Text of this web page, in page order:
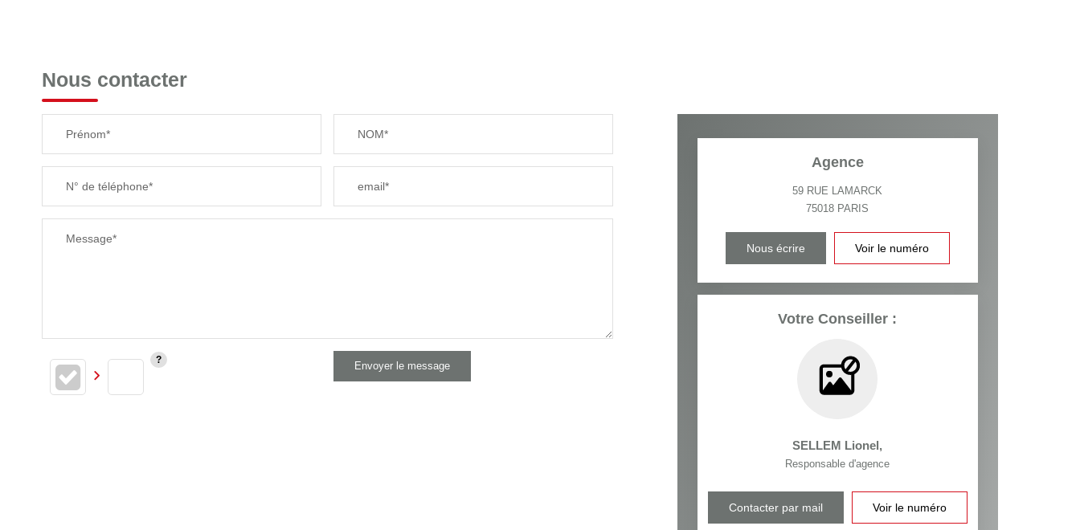
Nous contacter
Prénom* NOM*
N° de téléphone* email*
Message*
Envoyer le message
Agence
59 RUE LAMARCK
75018 PARIS
Nous écrire Voir le numéro
Votre Conseiller :
SELLEM Lionel,
Responsable d'agence
Contacter par mail Voir le numéro